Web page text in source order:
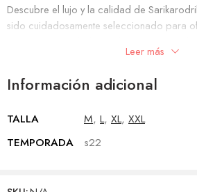
Descubre el lujo y la calidad de
sido cuidadosamente seleccionado para
y encuentra el artículo perfecto para ti.
Leer más
Información adicional
TALLA M, L, XL, XXL
TEMPORADA
s22